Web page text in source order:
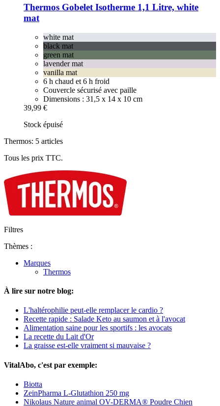
Thermos Gobelet Isotherme 1,1 Litre, white
mat
white mat
black mat
green mat
lavender mat
vanilla mat
6 h chaud et 6 h froid
Couvercle sécurisé avec paille
Dimensions : 31,5 x 14 x 10 cm
39,99 €
Stock épuisé
Thermos: 5 articles
Tous les prix TTC.
Filtres
Thèmes :
Marques
Thermos
À lire sur notre blog:
L'haltérophilie peut-elle remplacer le cardio ?
Recette rapide : Salade Keto au saumon et à l'avocat
Alimentation saine pour les sportifs : les avocats
La recette du Lait d'Or
La graisse est-elle vraiment si mauvaise ?
VitalAbo, c'est par exemple:
Biotta
ZeinPharma L-Glutathion 250 mg
Nikolaus Nature animal OV-DERMA® Poudre Chien